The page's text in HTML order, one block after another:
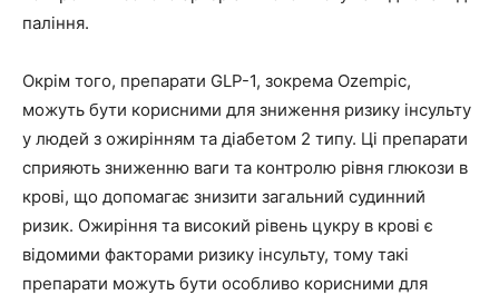
паління.
Окрім того, препарати GLP-1, зокрема Ozempic,
можуть бути корисними для зниження ризику інсульту
у людей з ожирінням та діабетом 2 типу. Ці препарати
сприяють зниженню ваги та контролю рівня глюкози в
крові, що допомагає знизити загальний судинний
ризик. Ожиріння та високий рівень цукру в крові є
відомими факторами ризику інсульту, тому такі
препарати можуть бути особливо корисними для